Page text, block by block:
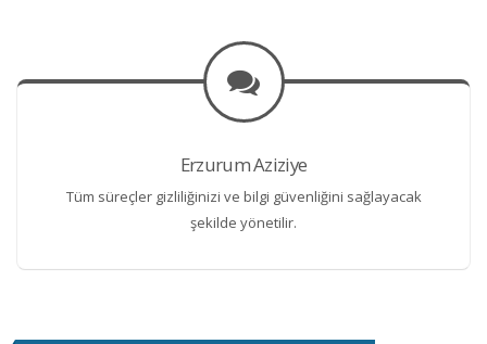
Erzurum Aziziye
Tüm süreçler gizliliğinizi ve bilgi güvenliğini sağlayacak
şekilde yönetilir.